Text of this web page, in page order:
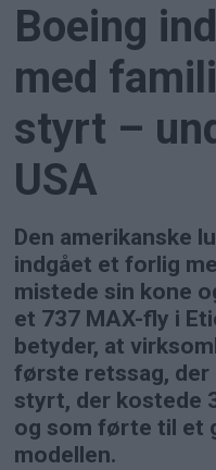
Boeing
med
styrt –
USA
Den amerikanske
indgået et forlig
mistede sin kone
et 737 MAX-fly i
betyder, at
første retssag,
styrt, der kostede
og som førte til et
modellen.